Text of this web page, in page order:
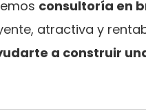
consultoría en
atractiva y
a construir